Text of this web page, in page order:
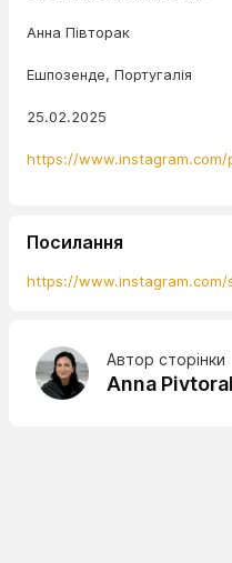
Анна Півторак
Ешпозенде, Португалія
25.02.2025
https://www.instagram.com/
Посилання
https://www.instagram.com/
Автор сторінки
Anna